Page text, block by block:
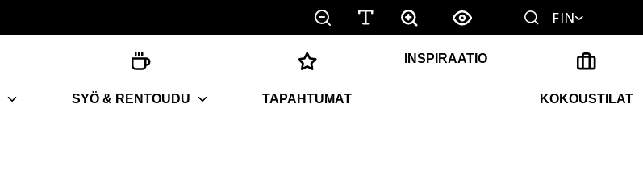
FIN
SYÖ & RENTOUDU TAPAHTUMAT
INSPIRAATIO
KOKOUSTILAT